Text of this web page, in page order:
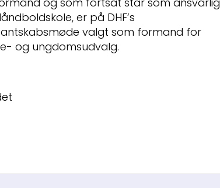
er på DHF’s
valgt som formand for
og ungdomsudvalg.